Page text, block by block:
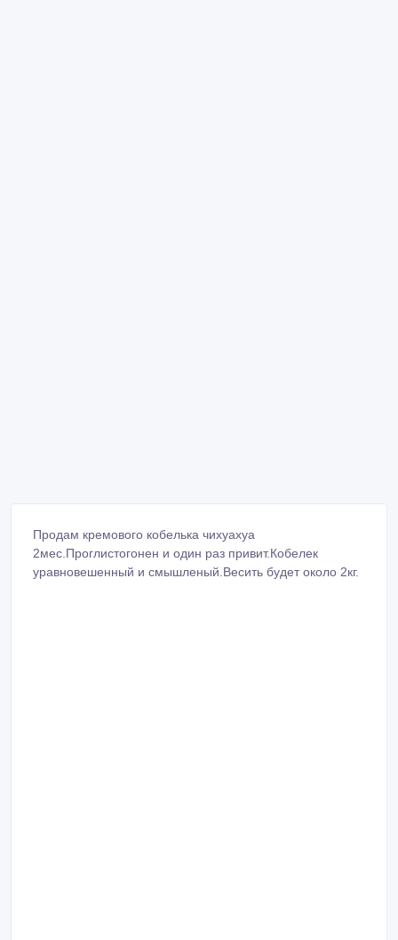
Продам кремового кобелька чихуахуа
2мес.Проглистогонен и один раз привит.Кобелек
уравновешенный и смышленый.Весить будет около 2кг.